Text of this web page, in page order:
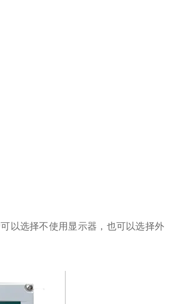
可以选择不使用显示器，也可以选择外